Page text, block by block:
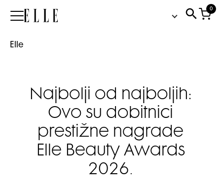
Elle
0
Elle
Najbolji od najboljih:
Ovo su dobitnici
prestižne nagrade
Elle Beauty Awards
2026.